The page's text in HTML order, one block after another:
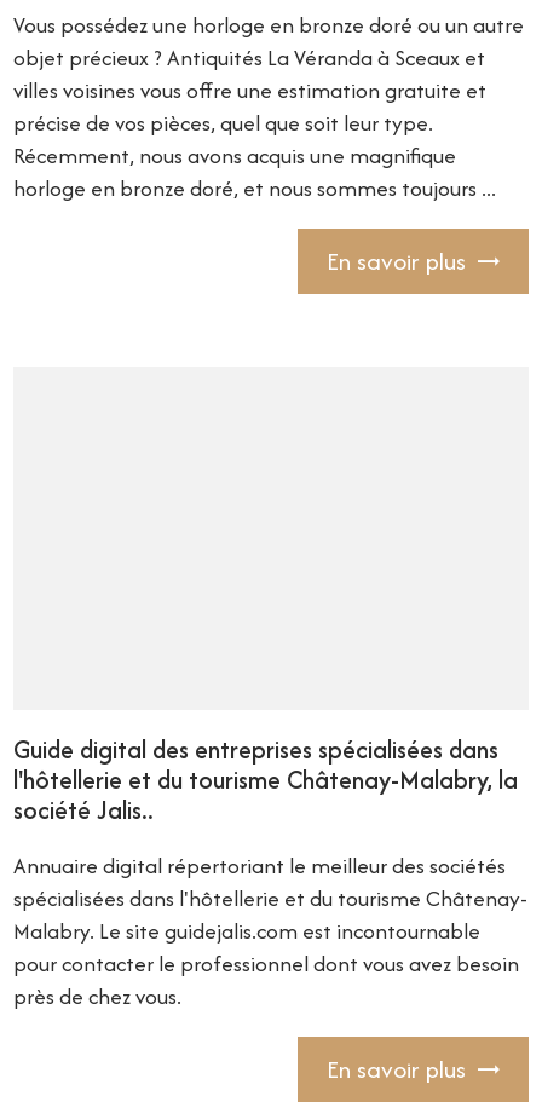
Vous possédez une horloge en bronze doré ou un autre
objet précieux ? Antiquités La Véranda à Sceaux et
villes voisines vous offre une estimation gratuite et
précise de vos pièces, quel que soit leur type.
Récemment, nous avons acquis une magnifique
horloge en bronze doré, et nous sommes toujours ...
En savoir plus
Guide digital des entreprises spécialisées dans
l'hôtellerie et du tourisme Châtenay-Malabry, la
société Jalis..
Annuaire digital répertoriant le meilleur des sociétés
spécialisées dans l'hôtellerie et du tourisme Châtenay-
Malabry. Le site guidejalis.com est incontournable
pour contacter le professionnel dont vous avez besoin
près de chez vous.
En savoir plus